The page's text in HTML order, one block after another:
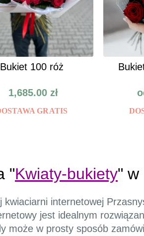
Bukiet 100 róż
1,685.00 zł
GRATIS
"Kwiaty-bukiety" w
internetowej
jest idealnym
może w prosty sposób